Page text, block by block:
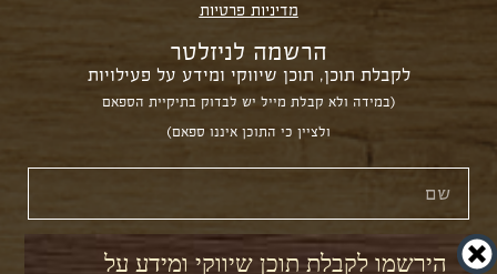
הרשמה לניזלטר
לקבלת תוכן, תוכן שיווקי ומידע על פעילויות
(במידה ולא קבלת מייל יש לבדוק בתיקיית הספאם
ולציין כי התוכן איננו ספאם)
מדיניות פרטיות
הירשמו לקבלת תוכן שיווקי ומידע על